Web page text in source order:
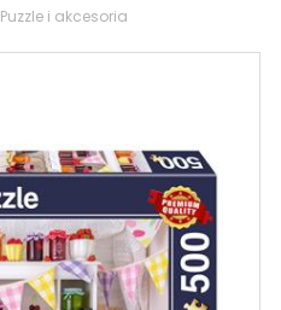
Puzzle i akcesoria